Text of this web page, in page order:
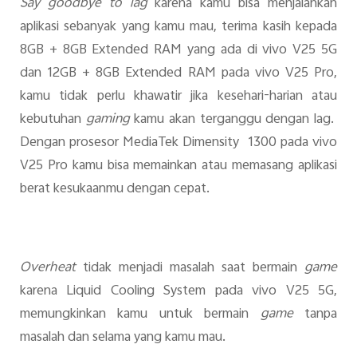
aplikasi sebanyak yang kamu mau, terima kasih kepada
8GB + 8GB Extended RAM yang ada di vivo V25 5G
dan 12GB + 8GB Extended RAM pada vivo V25 Pro,
kamu tidak perlu khawatir jika kesehari-harian atau
kebutuhan gamingkamu akan terganggu dengan lag.
Dengan prosesor MediaTek Dimensity 1300 pada vivo
V25 Pro kamu bisa memainkan atau memasang aplikasi
berat kesukaanmu dengan cepat.
Overheat tidak menjadi masalah saat bermaingame
karena Liquid Cooling System pada vivo V25 5G,
memungkinkan kamu untuk bermain gametanpa
masalah dan selama yang kamu mau.